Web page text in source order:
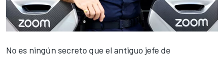
No es ningún secreto que el antiguo jefe de